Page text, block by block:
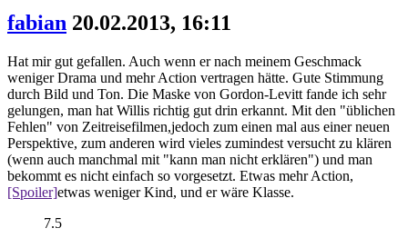
fabian 20.02.2013, 16:11
Hat mir gut gefallen. Auch wenn er nach meinem Geschmack
weniger Drama und mehr Action vertragen hätte. Gute Stimmung
durch Bild und Ton. Die Maske von Gordon-Levitt fande ich sehr
gelungen, man hat Willis richtig gut drin erkannt. Mit den "üblichen
Fehlen" von Zeitreisefilmen,jedoch zum einen mal aus einer neuen
Perspektive, zum anderen wird vieles zumindest versucht zu klären
(wenn auch manchmal mit "kann man nicht erklären") und man
bekommt es nicht einfach so vorgesetzt. Etwas mehr Action,
[Spoiler]etwas weniger Kind, und er wäre Klasse.
7.5